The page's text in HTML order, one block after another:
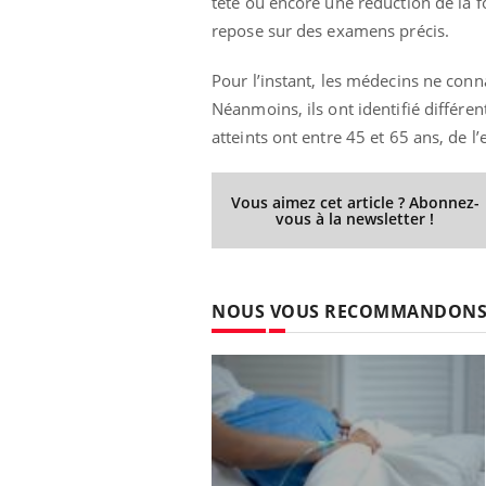
repose sur des examens précis.
Pour l’instant, les médecins ne
Néanmoins, ils ont identifié
atteints ont entre 45 et 65 ans, de
Vous aimez cet article ? Abonnez-
vous à la newsletter !
NOUS VOUS RECOMMANDONS
COUP DE FOOD sur le diabèteYoutube
Coup de food sur le diabète, c'est votre
épisode, une ...